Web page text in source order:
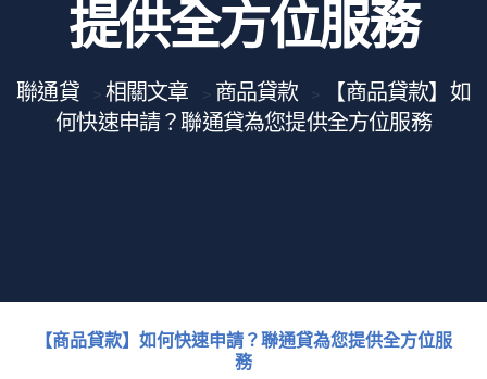
提供全方位服務
聯通貸 > 相關文章 > 商品貸款 >
【商品貸款】如
何快速申請？聯通貸為您提供全方位服務
【商品貸款】如何快速申請？聯通貸為您提供全方位服
務